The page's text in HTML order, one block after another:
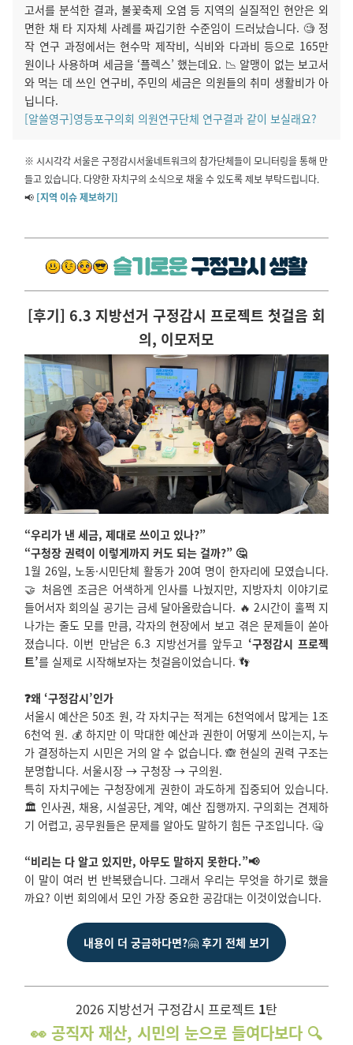
고서를 분석한 결과, 불꽃축제 오염 등 지역의 실질적인 현안은 외
면한 채 타 지자체 사례를 짜깁기한 수준임이 드러났습니다. 🧐 정
작 연구 과정에서는 현수막 제작비, 식비와 다과비 등으로 165만
원이나 사용하며 세금을 ‘플렉스’ 했는데요. 📉 알맹이 없는 보고서
와 먹는 데 쓰인 연구비, 주민의 세금은 의원들의 취미 생활비가 아
닙니다.
[알쓸영구]영등포구의회 의원연구단체 연구결과 같이 보실래요?
※ 시시각각 서울은 구정감시서울네트워크의 참가단체들이 모니터링을 통해 만
들고 있습니다. 다양한 자치구의 소식으로 채울 수 있도록 제보 부탁드립니다.
📢 [지역 이슈 제보하기]
[후기] 6.3 지방선거 구정감시 프로젝트 첫걸음 회
의, 이모저모
“우리가 낸 세금, 제대로 쓰이고 있나?”
“구청장 권력이 이렇게까지 커도 되는 걸까?” 🤔
1월 26일, 노동·시민단체 활동가 20여 명이 한자리에 모였습니다.
🤝 처음엔 조금은 어색하게 인사를 나눴지만, 지방자치 이야기로
들어서자 회의실 공기는 금세 달아올랐습니다. 🔥 2시간이 훌쩍 지
나가는 줄도 모를 만큼, 각자의 현장에서 보고 겪은 문제들이 쏟아
졌습니다. 이번 만남은 6.3 지방선거를 앞두고 ‘구정감시 프로젝
트’를 실제로 시작해보자는 첫걸음이었습니다. 👣
❓왜 ‘구정감시’인가
서울시 예산은 50조 원, 각 자치구는 적게는 6천억에서 많게는 1조
6천억 원. 💰 하지만 이 막대한 예산과 권한이 어떻게 쓰이는지, 누
가 결정하는지 시민은 거의 알 수 없습니다. 🙈 현실의 권력 구조는
분명합니다. 서울시장 → 구청장 → 구의원.
특히 자치구에는 구청장에게 권한이 과도하게 집중되어 있습니다.
🏛️ 인사권, 채용, 시설공단, 계약, 예산 집행까지. 구의회는 견제하
기 어렵고, 공무원들은 문제를 알아도 말하기 힘든 구조입니다. 🤐
“비리는 다 알고 있지만, 아무도 말하지 못한다.”📢
이 말이 여러 번 반복됐습니다. 그래서 우리는 무엇을 하기로 했을
까요? 이번 회의에서 모인 가장 중요한 공감대는 이것이었습니다.
내용이 더 궁금하다면?🤗 후기 전체 보기
2026 지방선거 구정감시 프로젝트 1탄
👀 공직자 재산, 시민의 눈으로 들여다보다 🔍